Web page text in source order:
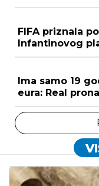
FIFA priznala
Infantinovog
Ima samo 19
eura: Real